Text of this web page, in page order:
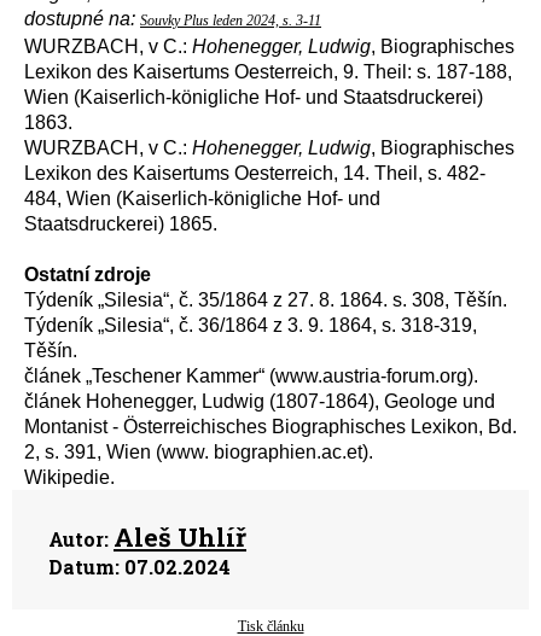
dostupné na: Souvky Plus leden 2024, s. 3-11
WURZBACH, v C.: Hohenegger, Ludwig, Biographisches
Lexikon des Kaisertums Oesterreich, 9. Theil: s. 187-188,
Wien (Kaiserlich-königliche Hof- und Staatsdruckerei)
1863.
WURZBACH, v C.: Hohenegger, Ludwig, Biographisches
Lexikon des Kaisertums Oesterreich, 14. Theil, s. 482-
484, Wien (Kaiserlich-königliche Hof- und
Staatsdruckerei) 1865.
Ostatní zdroje
Týdeník „Silesia“, č. 35/1864 z 27. 8. 1864. s. 308, Těšín.
Týdeník „Silesia“, č. 36/1864 z 3. 9. 1864, s. 318-319,
Těšín.
článek „Teschener Kammer“ (www.austria-forum.org).
článek Hohenegger, Ludwig (1807-1864), Geologe und
Montanist - Österreichisches Biographisches Lexikon, Bd.
2, s. 391, Wien (www. biographien.ac.et).
Wikipedie.
Autor: Aleš Uhlíř
Datum: 07.02.2024
Tisk článku